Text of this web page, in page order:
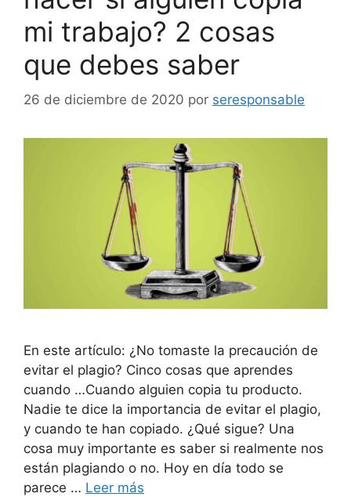
mi trabajo? 2 cosas
que debes saber
26 de diciembre de 2020 por seresponsable
En este artículo: ¿No tomaste la precaución de
evitar el plagio? Cinco cosas que aprendes
cuando …Cuando alguien copia tu producto.
Nadie te dice la importancia de evitar el plagio,
y cuando te han copiado. ¿Qué sigue? Una
cosa muy importante es saber si realmente nos
están plagiando o no. Hoy en día todo se
parece … Leer más